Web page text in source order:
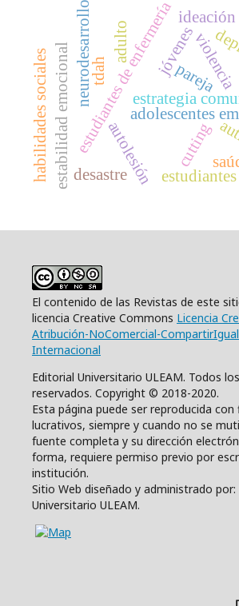
violencia
estudiantes de enfermería
estrategia
jóvenes
adolescentes
estabilidad emocional autolesión cutting
neurodesarrollotdah
habilidades sociales
adulto
pareja
desastre estudiantes
El contenido de las Revistas de este
licencia Creative Commons Licencia
Atribución-NoComercial-
Internacional
Editorial Universitario ULEAM. Todos
reservados. Copyright © 2018-2020.
Esta página puede ser reproducida con
lucrativos, siempre y cuando no se
fuente completa y su dirección
forma, requiere permiso previo por
institución.
Sitio Web diseñado y administrado por:
Universitario ULEAM.